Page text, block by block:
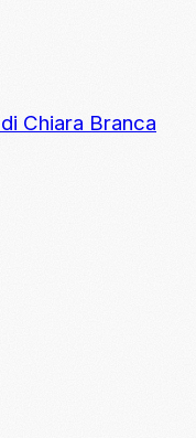
Chiara Branca